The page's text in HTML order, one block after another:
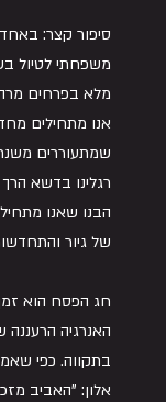
סיפור קצר:
משפחתי לטיול
מלא בפרחים
אנו מתחילים
שמתעוררים
רגלינו בדשא הרך
הבנו שאנו
של גיור
חג הפסח הוא
האנרגיה
בתקווה. כפי
אלון: "האביב